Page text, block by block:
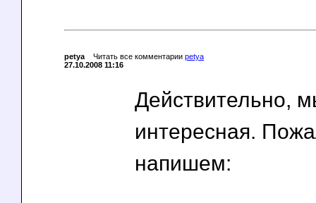
petya Читать все комментарии petya
27.10.2008 11:16
Действительно,
интересная.
напишем: